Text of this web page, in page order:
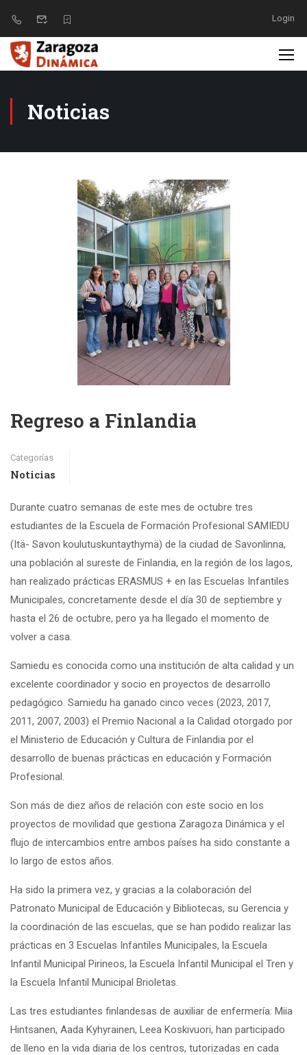
Login
Noticias
Regreso a Finlandia
Categorías
Noticias
Durante cuatro semanas de este mes de octubre tres
estudiantes de la Escuela de Formación Profesional SAMIEDU
(Itä- Savon koulutuskuntaythymä) de la ciudad de Savonlinna,
una población al sureste de Finlandia, en la región de los lagos,
han realizado prácticas ERASMUS + en las Escuelas Infantiles
Municipales, concretamente desde el día 30 de septiembre y
hasta el 26 de octubre, pero ya ha llegado el momento de
volver a casa.
Samiedu es conocida como una institución de alta calidad y un
excelente coordinador y socio en proyectos de desarrollo
pedagógico. Samiedu ha ganado cinco veces (2023, 2017,
2011, 2007, 2003) el Premio Nacional a la Calidad otorgado por
el Ministerio de Educación y Cultura de Finlandia por el
desarrollo de buenas prácticas en educación y Formación
Profesional.
Son más de diez años de relación con este socio en los
proyectos de movilidad que gestiona Zaragoza Dinámica y el
flujo de intercambios entre ambos países ha sido constante a
lo largo de estos años.
Ha sido la primera vez, y gracias a la colaboración del
Patronato Municipal de Educación y Bibliotecas, su Gerencia y
la coordinación de las escuelas, que se han podido realizar las
prácticas en 3 Escuelas Infantiles Municipales, la Escuela
Infantil Municipal Pirineos, la Escuela Infantil Municipal el Tren y
la Escuela Infantil Municipal Brioletas.
Las tres estudiantes finlandesas de auxiliar de enfermería: Miia
Hintsanen, Aada Kyhyrainen, Leea Koskivuori, han participado
de lleno en la vida diaria de los centros, tutorizadas en cada